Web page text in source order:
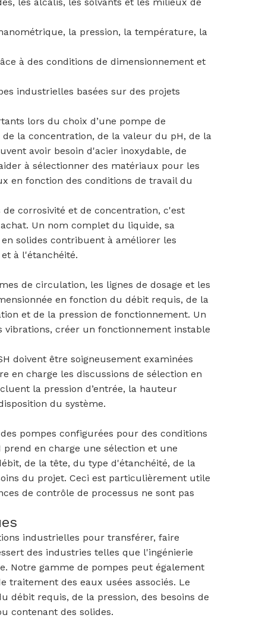
la pression, la température, la
à des conditions de dimensionnement et
industrielles basées sur des projets
lors du choix d’une pompe de
la concentration, de la valeur du pH, de la
avoir besoin d'acier inoxydable, de
à sélectionner des matériaux pour les
en fonction des conditions de travail du
corrosivité et de concentration, c'est
Un nom complet du liquide, sa
solides contribuent à améliorer les
à l'étanchéité.
de circulation, les lignes de dosage et les
en fonction du débit requis, de la
et de la pression de fonctionnement. Un
créer un fonctionnement instable
doivent être soigneusement examinées
en charge les discussions de sélection en
la pression d’entrée, la hauteur
du système.
pompes configurées pour des conditions
en charge une sélection et une
de la tête, du type d'étanchéité, de la
du projet. Ceci est particulièrement utile
de contrôle de processus ne sont pas
industrielles pour transférer, faire
des industries telles que l'ingénierie
Notre gamme de pompes peut également
traitement des eaux usées associés. Le
débit requis, de la pression, des besoins de
contenant des solides.